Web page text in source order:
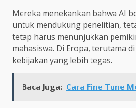
Mereka menekankan bahwa AI
untuk mendukung penelitian,
tetap harus menunjukkan
mahasiswa. Di Eropa, terutama
kebijakan yang lebih tegas.
Baca Juga: Cara Fine Tune